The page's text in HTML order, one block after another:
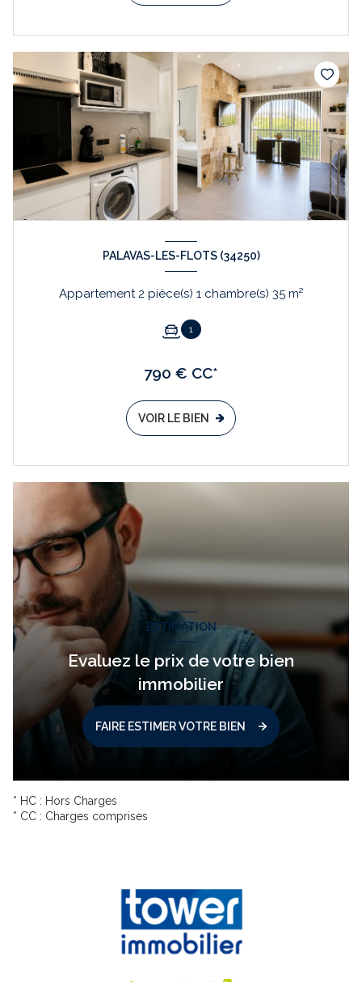
PALAVAS-LES-FLOTS (34250)
Appartement 2 pièce(s) 1 chambre(s) 35 m²
1
790 € CC*
VOIR LE BIEN
ESTIMATION
Evaluez le prix de votre bien
immobilier
FAIRE ESTIMER VOTRE BIEN
* HC : Hors Charges
* CC : Charges comprises